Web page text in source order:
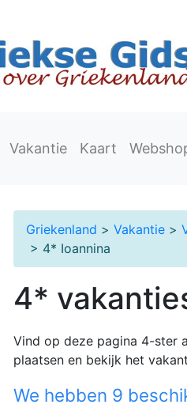
Vakantie Kaart
Griekenland > Vakantie >
> 4* Ioannina
4*
Vind op deze pagina 4-ster
plaatsen en bekijk het
We hebben 9